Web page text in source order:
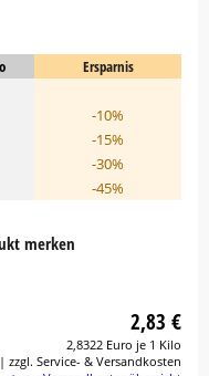
Ersparnis
-10%
-15%
-30%
-45%
merken
2,83 €
2,8322 Euro je 1 Kilo
zzgl. Service- & Versandkosten